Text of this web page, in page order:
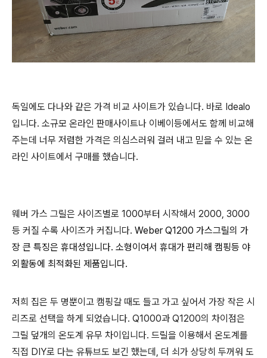
독일에도 다나와 같은 가격 비교 사이트가 있습니다. 바로 Idealo
입니다. 소규모 온라인 판매사이트나 이베이등에서도 함께 비교해
주는데 너무 저렴한 가격은 의심스러워 걸러 내고 믿을 수 있는 온
라인 사이트에서 구매를 했습니다.
웨버 가스 그릴은 사이즈별로 1000부터 시작해서 2000, 3000
등 커질 수록 사이즈가 커집니다. Weber Q1200 가스그릴의 가
장 큰 특징은 휴대성입니다. 소형이여서 휴대가 편리해 캠핑등 야
외활동에 최적화된 제품입니다.
저희 집은 두 명뿐이고 캠핑갈 때도 들고 가고 싶어서 가장 작은 시
리즈로 선택을 하게 되었습니다. Q1000과 Q1200의 차이점은
그릴 덮개의 온도계 유무 차이입니다. 드릴을 이용해서 온도계를
직접 DIY로 다는 유튜브도 보긴 했는데, 더 쇠가 상당히 두꺼워 도